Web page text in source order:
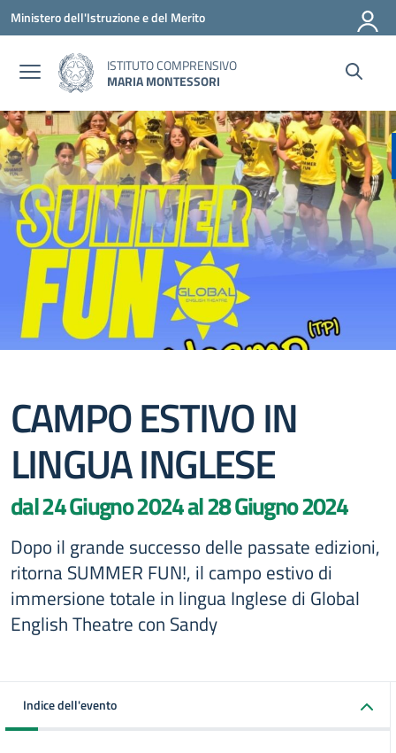
Vai ai contenuti
Vai al menu di navigazione
Vai al footer
Ministero dell'Istruzione e del Merito
ISTITUTO COMPRENSIVO
MARIA MONTESSORI
CAMPO ESTIVO IN
LINGUA INGLESE
dal 24 Giugno 2024 al 28 Giugno 2024
Dopo il grande successo delle passate edizioni,
ritorna SUMMER FUN!, il campo estivo di
immersione totale in lingua Inglese di Global
English Theatre con Sandy
Indice dell'evento